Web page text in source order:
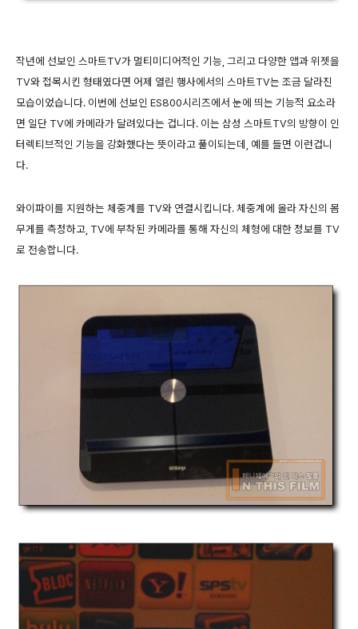
작년에 선보인 스마트TV가 멀티미디어적인 기능, 그리고 다양한 앱과 위젯을
TV와 접목시킨 형태였다면 어제 열린 행사에서의 스마트TV는 조금 달라진
모습이었습니다. 이번에 선보인 ES800시리즈에서 눈에 띄는 기능적 요소라
면 일단 TV에 카메라가 달려있다는 겁니다. 이는 삼성 스마트TV의 방향이 인
터렉티브적인 기능을 강화했다는 뜻이라고 풀이되는데, 예를 들면 이런겁니
다.
와이파이를 지원하는 체중계를 TV와 연결시킵니다. 체중계에 올라 자신의 몸
무게를 측정하고, TV에 부착된 카메라를 통해 자신의 체형에 대한 정보를 TV
로 전송합니다.